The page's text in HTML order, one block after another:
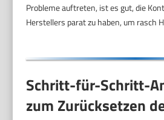
Probleme auftreten, ist es gut, die
Herstellers parat zu haben, um rasch
Schritt-für-Schritt-
zum Zurücksetzen